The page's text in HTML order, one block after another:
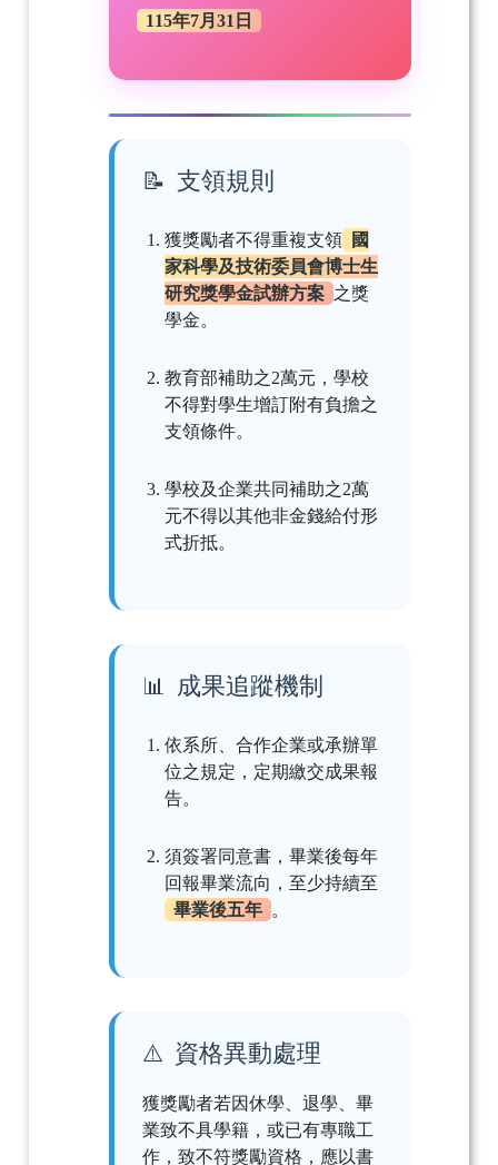
115年7月31日
支領規則
獲獎勵者不得重複支領
國
家科學及技術委員會博士生
研究獎學金試辦方案 之獎
學金。
教育部補助之2萬元，學校
不得對學生增訂附有負擔之
支領條件。
學校及企業共同補助之2萬
元不得以其他非金錢給付形
式折抵。
成果追蹤機制
依系所、合作企業或承辦單
位之規定，定期繳交成果報
告。
須簽署同意書，畢業後每年
回報畢業流向，至少持續至
畢業後五年 。
資格異動處理
獲獎勵者若因休學、退學、畢
業致不具學籍，或已有專職工
作，致不符獎勵資格，應以書